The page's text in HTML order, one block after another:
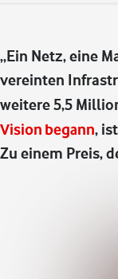
„Ein Netz, eine
vereinten
weitere 5,5
Vision begann,
Zu einem Preis,